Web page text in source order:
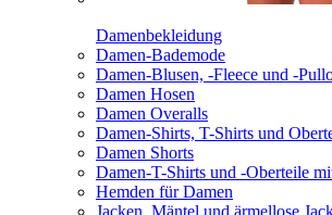
Damenbekleidung
Damen-Bademode
Damen-Blusen, -Fleece und -
Damen Hosen
Damen Overalls
Damen-Shirts, T-Shirts und
Damen Shorts
Damen-T-Shirts und -Oberteile
Hemden für Damen
Jacken, Mäntel und ärmellose